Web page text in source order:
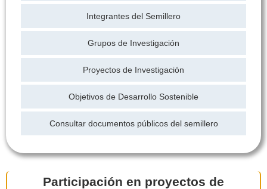
Integrantes del Semillero
Grupos de Investigación
Proyectos de Investigación
Objetivos de Desarrollo Sostenible
Consultar documentos públicos del semillero
Participación en proyectos de